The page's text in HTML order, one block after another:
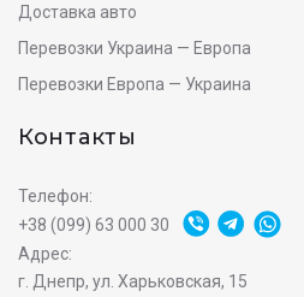
Доставка авто
Перевозки Украина — Европа
Перевозки Европа — Украина
Контакты
Телефон:
+38 (099) 63 000 30
Адрес:
г. Днепр, ул. Харьковская, 15